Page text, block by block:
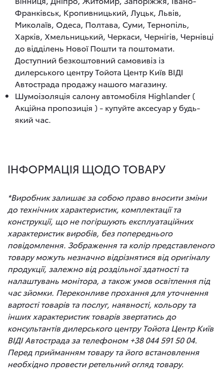
Франківськ, Кропивницький, Луцьк, Львів,
Миколаїв, Одеса, Полтава, Суми, Тернопіль,
Харків, Хмельницький, Черкаси, Чернігів, Чернівці
до відділень Нової Пошти та поштомати.
Доступний безкоштовний самовивіз із
дилерського центру Тойота Центр Київ ВІДІ
Автострада продажу нашого магазину.
Шумоізоляція салону автомобіля Highlander (
Акційна пропозиція ) - купуйте аксесуар у будь-
який час.
ІНФОРМАЦІЯ ЩОДО ТОВАРУ
*Виробник залишає за собою право вносити зміни
до технічних характеристик, комплектації та
конструкції, що не погіршують експлуатаційних
характеристик виробів, без попереднього
повідомлення. Зображення та колір представленого
товару можуть незначно відрізнятися від оригіналу
продукції, залежно від роздільної здатності та
налаштувань монітора, а також умов освітлення під
час зйомки. Переконливе прохання для уточнення
вартості товарів та послуг, наявності, кольору та
інших характеристик товарів звертатись до
консультантів дилерського центру Тойота Центр Київ
ВІДІ Автострада за телефоном +38 044 591 50 04.
Перед прийманням товару та його встановлення
необхідно провести ретельний огляд товару.